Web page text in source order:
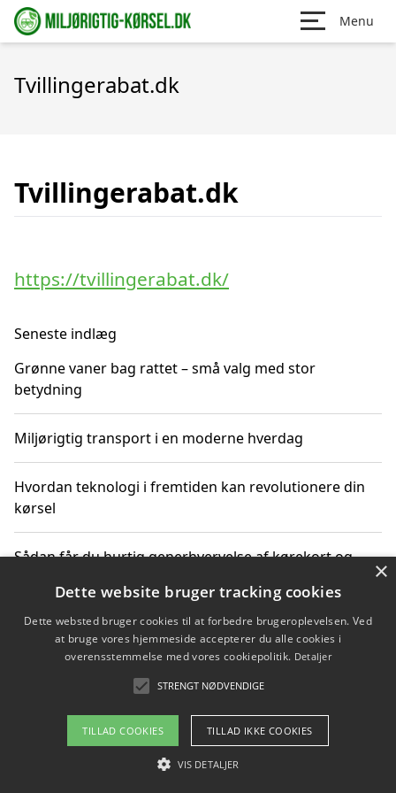
Menu
Tvillingerabat.dk
Tvillingerabat.dk
https://tvillingerabat.dk/
Seneste indlæg
Grønne vaner bag rattet – små valg med stor
betydning
Miljørigtig transport i en moderne hverdag
Hvordan teknologi i fremtiden kan revolutionere din
kørsel
Sådan får du hurtig generhvervelse af kørekort og
Sådan lærer du miljørigtig kørsel hos en køreskole i
Gentofte
Copyright 2026 - Pilanto Aps
Om / kontakt
×
Dette website bruger tracking cookies
Dette websted bruger cookies til at forbedre brugeroplevelsen. Ved
at bruge vores hjemmeside accepterer du alle cookies i
overensstemmelse med vores cookiepolitik. Detaljer
STRENGT NØDVENDIGE
TILLAD COOKIES TILLAD IKKE COOKIES
VIS DETALJER